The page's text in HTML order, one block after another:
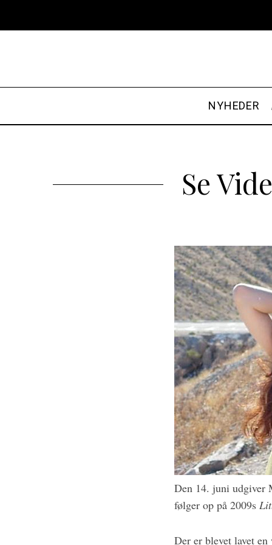
NYHEDER
Se
Den 14. juni udgiver
følger op på 2009s
Der er blevet lavet